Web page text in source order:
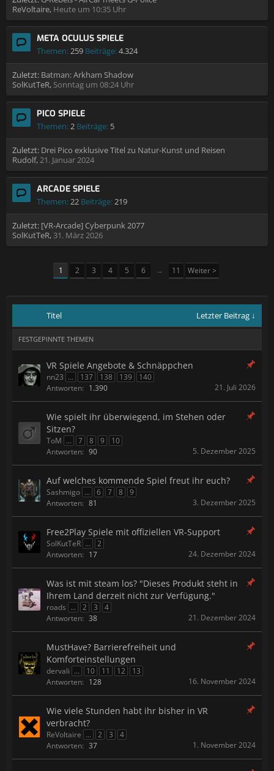
ReVoltaire, Heute um 10:35 Uhr
META OCULUS SPIELE
Themen:259 Beiträge:4.324
Zuletzt: Batman: Arkham Shadow
SolKutTeR, Sonntag um 08:24 Uhr
PICO SPIELE
Themen:2 Beiträge: 5
Zuletzt: Drei Pico exklusive Titel zu Natur-Kunst und Reisen
Rudolf,21. Januar 2024
ARCADE SPIELE
Themen:22 Beiträge:219
Zuletzt: [VR-Arcade] Cyberpunk 2077
SolKutTeR, 31. März 2026
1 2 3 4 5 6 → 11 Weiter >
Titel Letzter Beitrag ↓
FESTGEPINNTE THEMEN
VR Spiele Angebote & Schnäppchen
nn23 ... 137 138 139
140
Antworten: 1.390 21. Juli 2026
Wie spielt ihr überwiegend, im Stehen oder
Sitzen?
ToM ... 7 8 9
10
Antworten: 90 5. Dezember 2025
Auf welches kommende Spiel freut ihr euch?
Sashmigo ... 6 7 8
9
Antworten: 81 3. Dezember 2025
Free2Play Spiele mit offiziellen VR-Support
SolKutTeR ...
2
Antworten: 17 24. Dezember 2024
Was ist mit steam los? "Dieses Produkt steht in
Ihrem Land derzeit nicht zur Verfügung."
roads ... 2 3
4
Antworten: 38 21. Dezember 2024
MustHave? Barrierefreiheit und
Komforteinstellungen
dervali ... 10 11 12
13
Antworten: 128 16. November 2024
Wie viele Stunden habt ihr bisher in VR
verbracht?
ReVoltaire ... 2 3
4
Antworten: 37 1. November 2024